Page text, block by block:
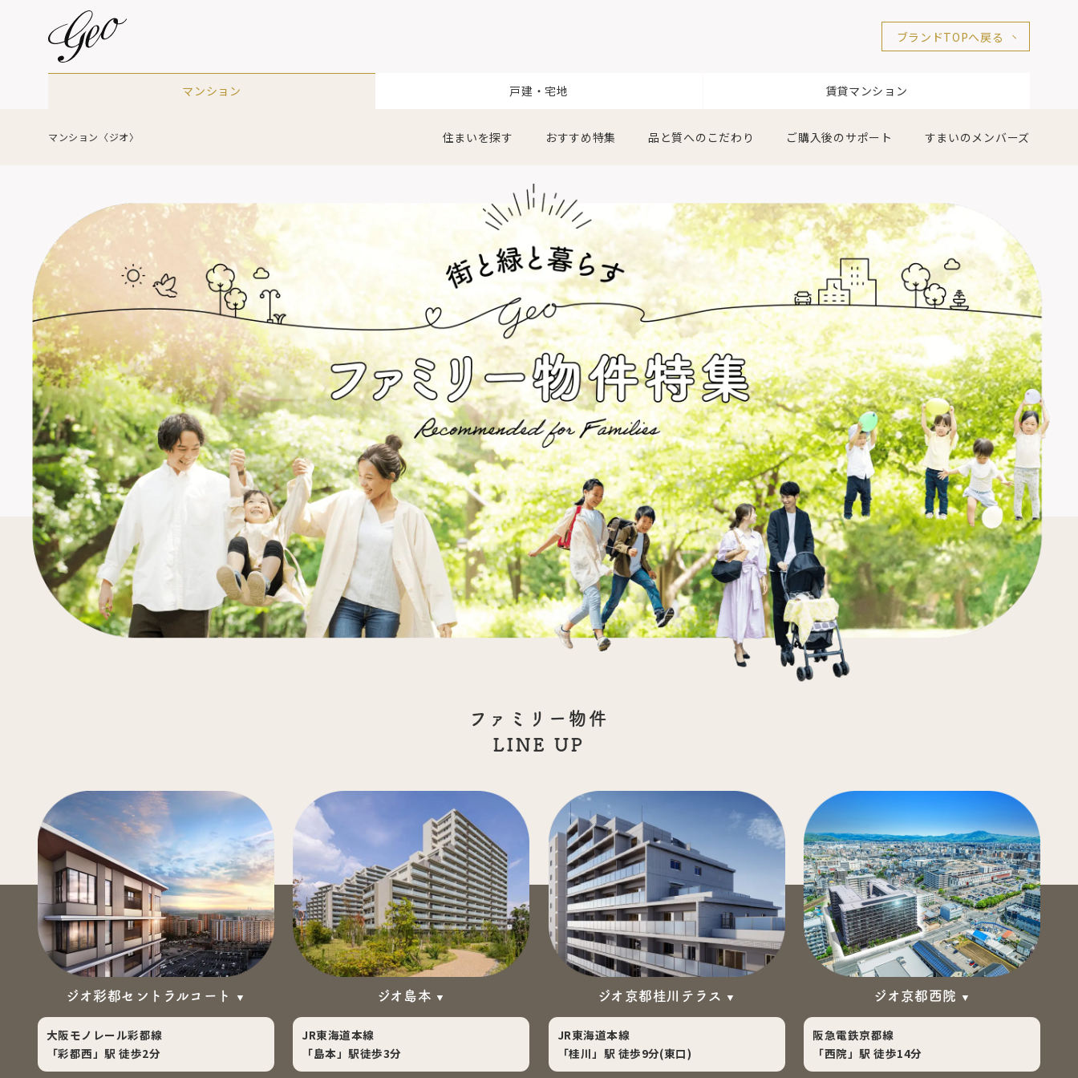
ブランドTOPへ戻る
マンション 戸建・宅地 賃貸マンション
マンション〈ジオ〉 住まいを探す おすすめ特集 品と質へのこだわり ご購入後のサポート すまいのメンバーズ
ファミリー物件
LINE UP
ジオ彩都セントラルコート
大阪モノレール彩都線
「彩都西」駅 徒歩2分
ジオ島本
JR東海道本線
「島本」駅徒歩3分
ジオ京都桂川テラス
JR東海道本線
「桂川」駅 徒歩9分(東口)
ジオ京都西院
阪急電鉄京都線
「西院」駅 徒歩14分